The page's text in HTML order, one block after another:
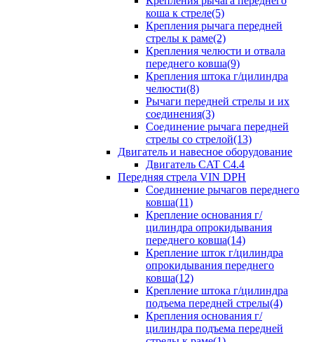
коша к стреле(5)
Крепления рычага передней
стрелы к раме(2)
Крепления челюсти и отвала
переднего ковша(9)
Крепления штока г/цилиндра
челюсти(8)
Рычаги передней стрелы и их
соединения(3)
Соединение рычага передней
стрелы со стрелой(13)
Двигатель и навесное оборудование
Двигатель CAT C4.4
Передняя стрела VIN DPH
Cоединение рычагов переднего
ковша(11)
Крепление основания г/
цилиндра опрокидывания
переднего ковша(14)
Крепление шток г/цилиндра
опрокидывания переднего
ковша(12)
Крепление штока г/цилиндра
подъема передней стрелы(4)
Крепления основания г/
цилиндра подъема передней